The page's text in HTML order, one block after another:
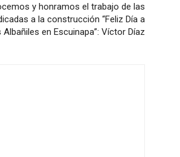
y honramos el trabajo de las
a la construcción “Feliz Día a
en Escuinapa”: Víctor Díaz